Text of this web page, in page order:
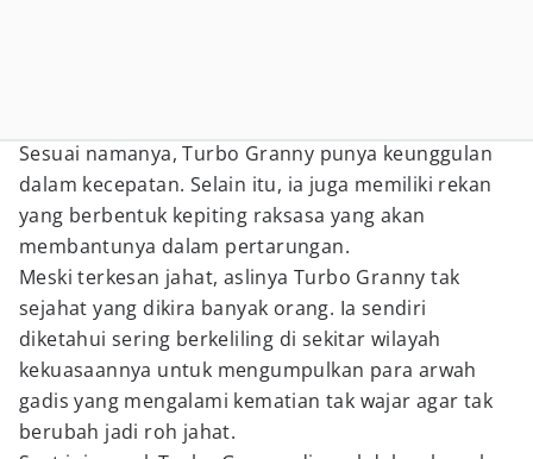
Sesuai namanya, Turbo Granny punya keunggulan
dalam kecepatan. Selain itu, ia juga memiliki rekan
yang berbentuk kepiting raksasa yang akan
membantunya dalam pertarungan.
Meski terkesan jahat, aslinya Turbo Granny tak
sejahat yang dikira banyak orang. Ia sendiri
diketahui sering berkeliling di sekitar wilayah
kekuasaannya untuk mengumpulkan para arwah
gadis yang mengalami kematian tak wajar agar tak
berubah jadi roh jahat.